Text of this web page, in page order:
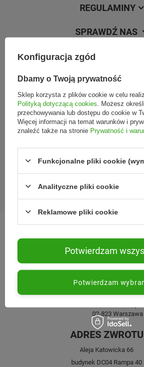
REGULAMINY
SPRAWDŹ NAS
MOJE ZAMÓWIENIE
Wojewódzki Inspektorat
ul. Kazimierzowska 29, 08-110
KONTAKT
bok@nabea.pl
Osmańska 12,
02-823 Warszawa
ADRES ZWROTU
Aleja Katowicka 66
budynek DC04 Rampa 40
Konfiguracja zgód
Dbamy o Twoją prywatność
Sklep korzysta z plików cookie w celu
Polityką dotyczącą cookies . Możesz
przechowywania lub dostępu do cookie w
Więcej informacji na temat warunków i
znaleźć także na stronie Prywatność i
Funkcjonalne pliki cookie
Analityczne pliki cookie
Reklamowe pliki cookie
Potwierdzam
Potwierdzam